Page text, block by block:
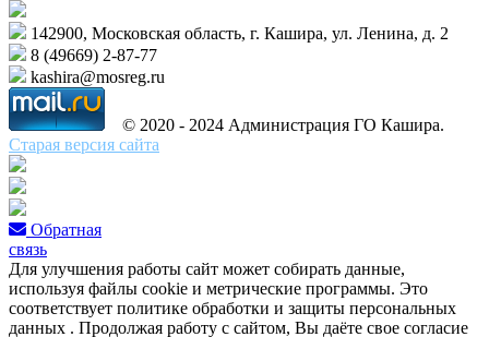
142900, Московская область, г. Кашира, ул. Ленина, д. 2
8 (49669) 2-87-77
kashira@mosreg.ru
© 2020 - 2024 Администрация ГО Кашира.
Старая версия сайта
Обратная
связь
Для улучшения работы сайт может собирать данные,
используя файлы cookie и метрические программы. Это
соответствует политике обработки и защиты персональных
данных . Продолжая работу с сайтом, Вы даёте свое согласие